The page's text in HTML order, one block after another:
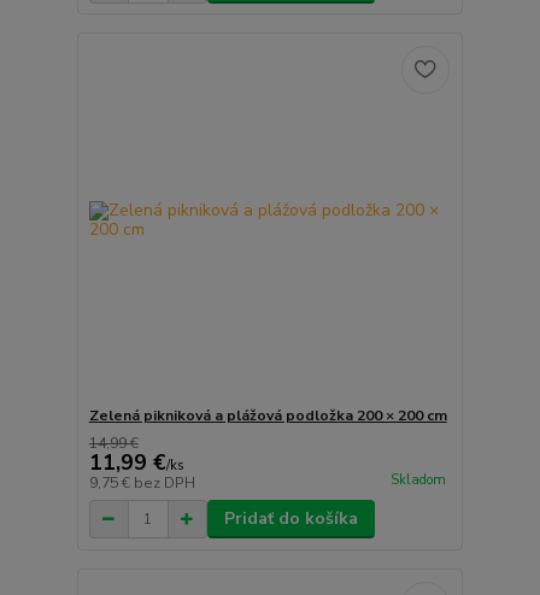
Zelená pikniková a plážová podložka 200 × 200 cm
14,99 €
11,99 €/ks
9,75 € bez DPH Skladom
Pridať do košíka